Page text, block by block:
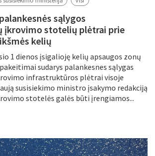
sąlygos
įkrovimo stotelių plėtrai prie
kelių
1 dienos įsigalioję kelių apsaugos zonų
sudarys palankesnes sąlygas
infrastruktūros plėtrai visoje
susisiekimo ministro įsakymo redakciją
stotelės galės būti įrengiamos...